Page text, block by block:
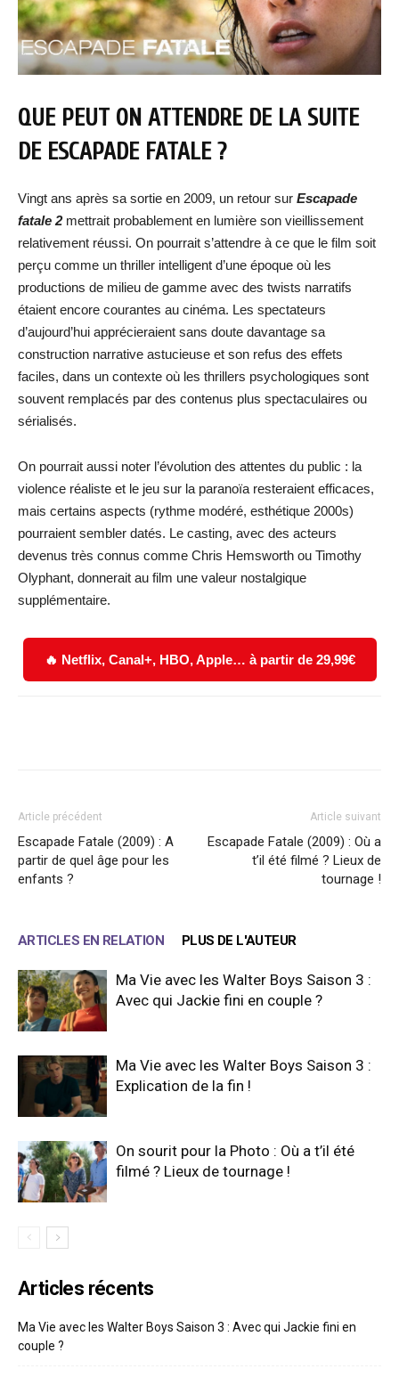
QUE PEUT ON ATTENDRE DE LA SUITE
DE ESCAPADE FATALE ?
Vingt ans après sa sortie en 2009, un retour sur Escapade
fatale 2mettrait probablement en lumière son vieillissement
relativement réussi. On pourrait s’attendre à ce que le film soit
perçu comme un thriller intelligent d’une époque où les
productions de milieu de gamme avec des twists narratifs
étaient encore courantes au cinéma. Les spectateurs
d’aujourd’hui apprécieraient sans doute davantage sa
construction narrative astucieuse et son refus des effets
faciles, dans un contexte où les thrillers psychologiques sont
souvent remplacés par des contenus plus spectaculaires ou
sérialisés.
On pourrait aussi noter l’évolution des attentes du public : la
violence réaliste et le jeu sur la paranoïa resteraient efficaces,
mais certains aspects (rythme modéré, esthétique 2000s)
pourraient sembler datés. Le casting, avec des acteurs
devenus très connus comme Chris Hemsworth ou Timothy
Olyphant, donnerait au film une valeur nostalgique
supplémentaire.
🔥 Netflix, Canal+, HBO, Apple… à partir de 29,99€
Article précédent
Escapade Fatale (2009) : A
partir de quel âge pour les
enfants ?
Article suivant
Escapade Fatale (2009) : Où a
t’il été filmé ? Lieux de
tournage !
ARTICLES EN RELATION PLUS DE L'AUTEUR
Ma Vie avec les Walter Boys Saison 3 :
Avec qui Jackie fini en couple ?
Ma Vie avec les Walter Boys Saison 3 :
Explication de la fin !
On sourit pour la Photo : Où a t’il été
filmé ? Lieux de tournage !
Articles récents
Ma Vie avec les Walter Boys Saison 3 : Avec qui Jackie fini en
couple ?